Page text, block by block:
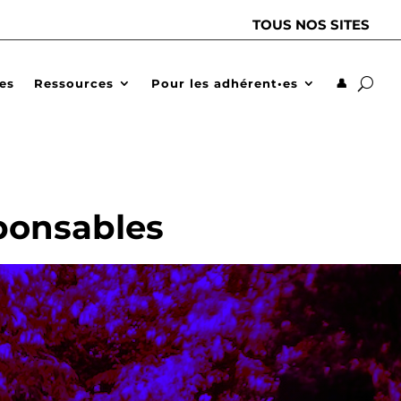
TOUS NOS SITES
Ressources Pour les adhérent•es 👤